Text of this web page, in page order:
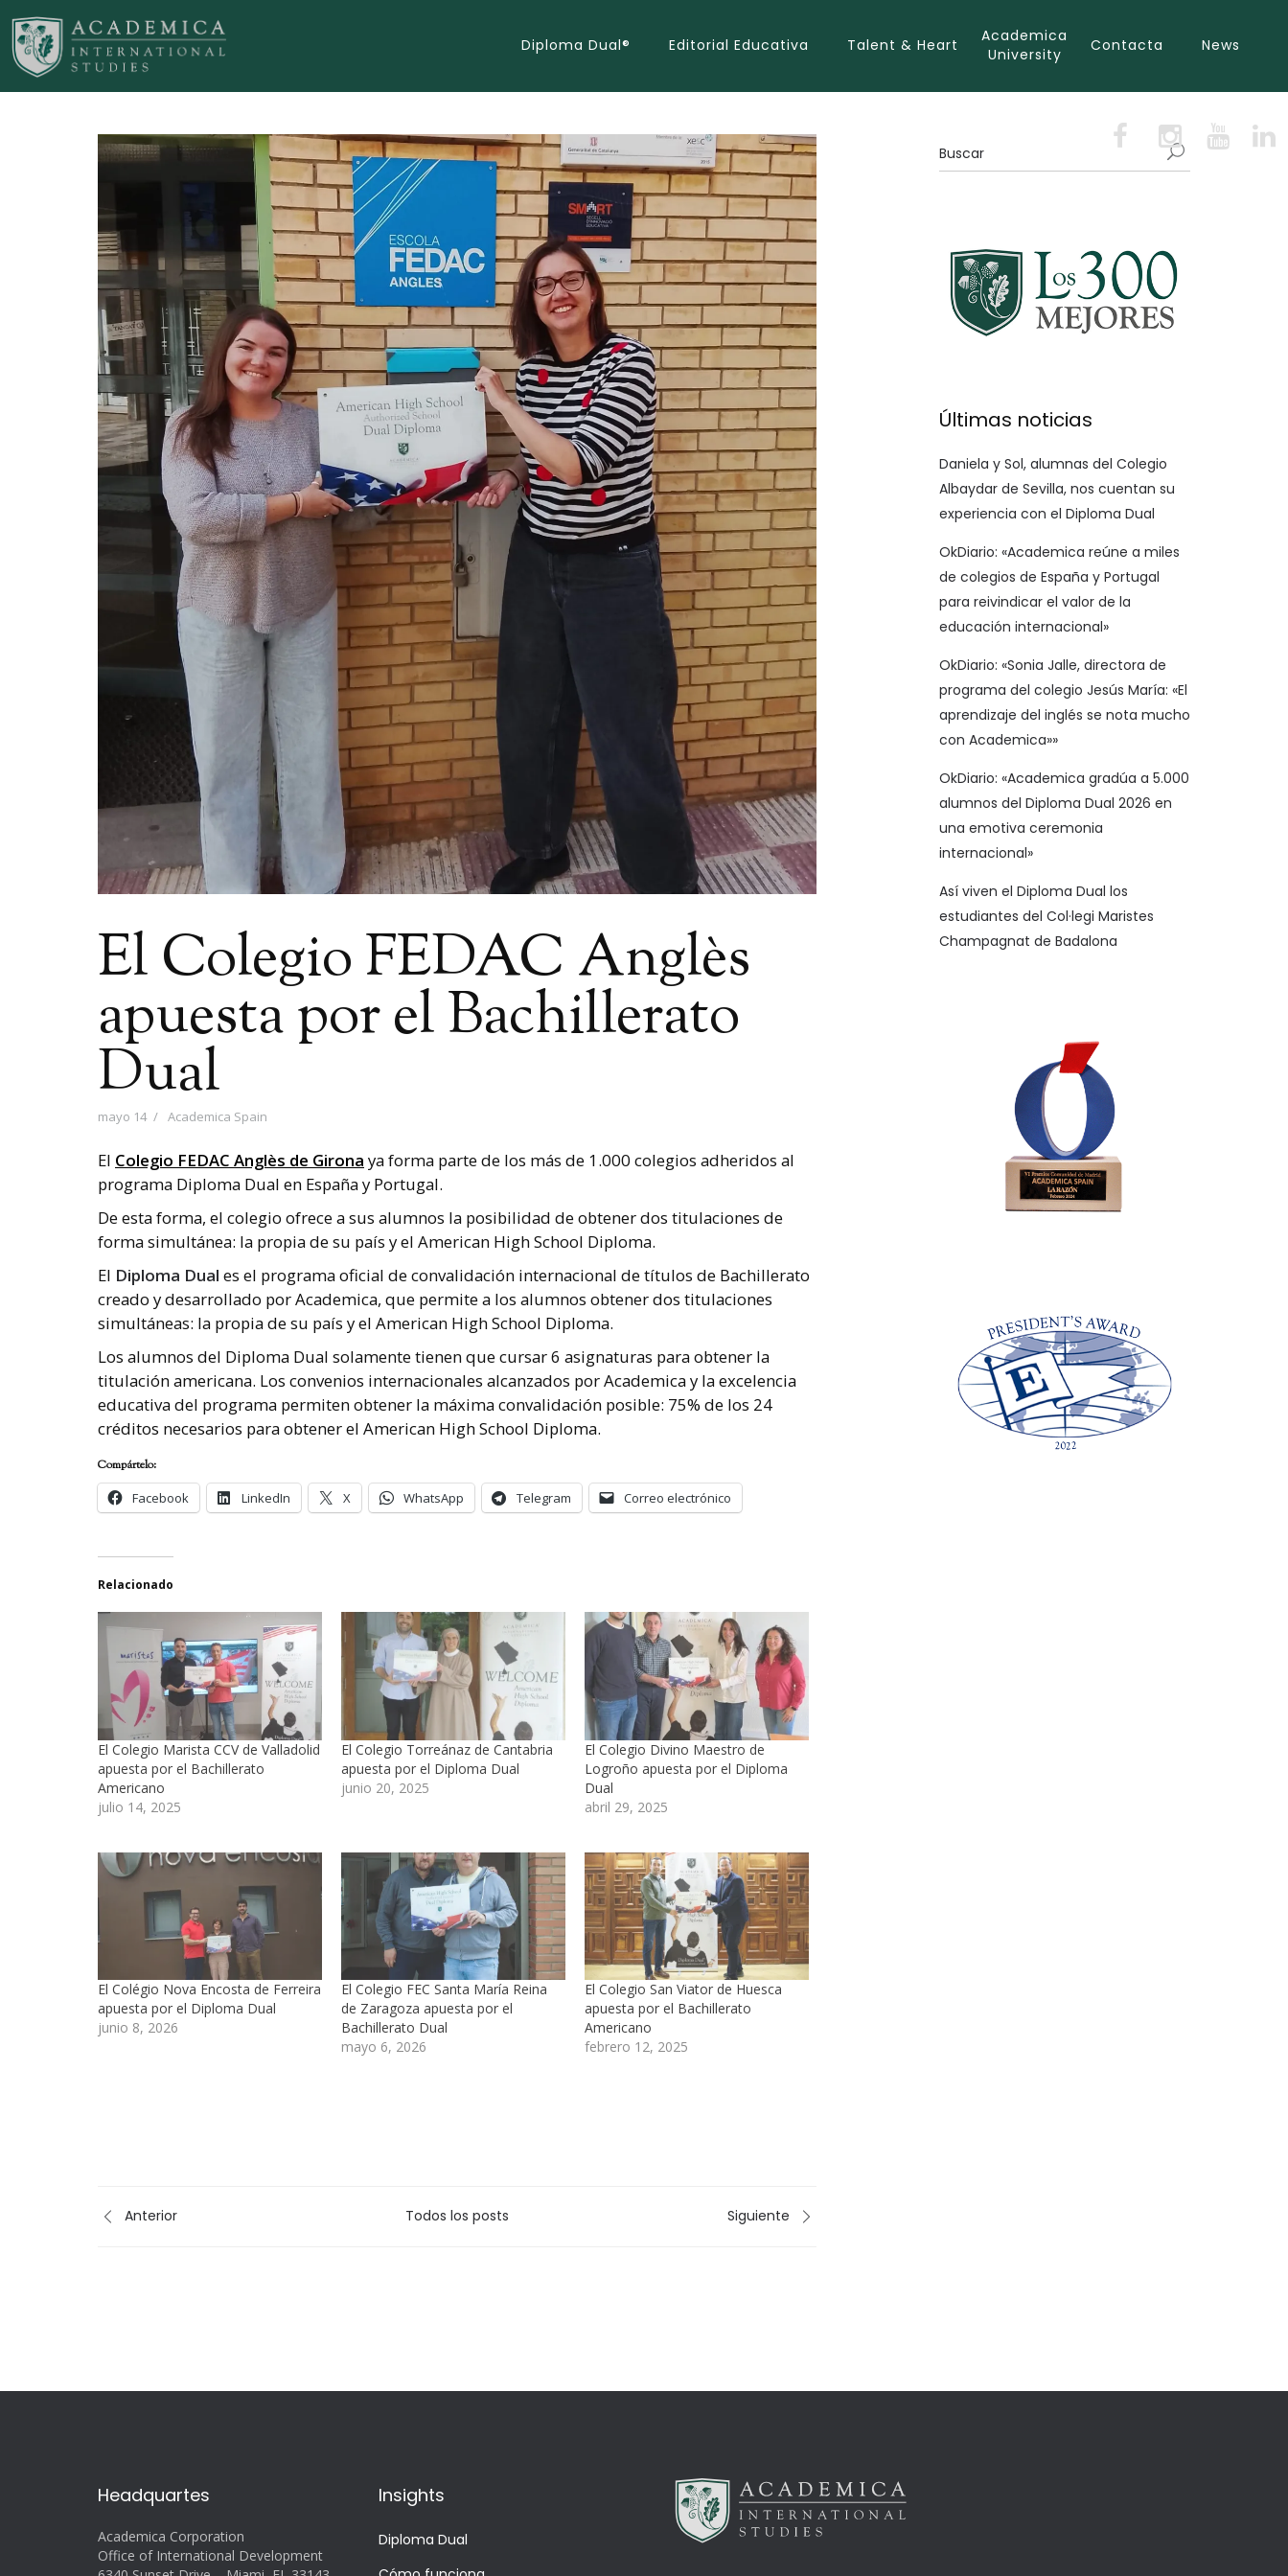
Diploma Dual® Editorial Educativa Talent & Heart
Academica
University
Contacta News
El Colegio FEDAC Anglès
apuesta por el Bachillerato
Dual
mayo 14 Academica Spain
El Colegio FEDAC Anglès de Girona ya forma parte de los más de 1.000 colegios adheridos al
programa Diploma Dual en España y Portugal.
De esta forma, el colegio ofrece a sus alumnos la posibilidad de obtener dos titulaciones de
forma simultánea: la propia de su país y el American High School Diploma.
El Diploma Dual es el programa oficial de convalidación internacional de títulos de Bachillerato
creado y desarrollado por Academica, que permite a los alumnos obtener dos titulaciones
simultáneas: la propia de su país y el American High School Diploma.
Los alumnos del Diploma Dual solamente tienen que cursar 6 asignaturas para obtener la
titulación americana. Los convenios internacionales alcanzados por Academica y la excelencia
educativa del programa permiten obtener la máxima convalidación posible: 75% de los 24
créditos necesarios para obtener el American High School Diploma.
Compártelo:
Facebook
LinkedIn X WhatsApp Telegram Correo electrónico
Relacionado
El Colegio Marista CCV de Valladolid
apuesta por el Bachillerato
Americano
julio 14, 2025
El Colegio Torreánaz de Cantabria
apuesta por el Diploma Dual
junio 20, 2025
El Colegio Divino Maestro de
Logroño apuesta por el Diploma
Dual
abril 29, 2025
El Colégio Nova Encosta de Ferreira
apuesta por el Diploma Dual
junio 8, 2026
El Colegio FEC Santa María Reina
de Zaragoza apuesta por el
Bachillerato Dual
mayo 6, 2026
El Colegio San Viator de Huesca
apuesta por el Bachillerato
Americano
febrero 12, 2025
Anterior Todos los posts Siguiente
Últimas noticias
Daniela y Sol, alumnas del Colegio
Albaydar de Sevilla, nos cuentan su
experiencia con el Diploma Dual
OkDiario: «Academica reúne a miles
de colegios de España y Portugal
para reivindicar el valor de la
educación internacional»
OkDiario: «Sonia Jalle, directora de
programa del colegio Jesús María: «El
aprendizaje del inglés se nota mucho
con Academica»»
OkDiario: «Academica gradúa a 5.000
alumnos del Diploma Dual 2026 en
una emotiva ceremonia
internacional»
Así viven el Diploma Dual los
estudiantes del Col·legi Maristes
Champagnat de Badalona
Headquartes
Academica Corporation
Office of International Development
Insights
Diploma Dual